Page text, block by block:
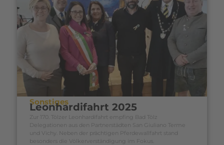
Sonstiges
Leonhardifahrt 2025
Zur 170. Tölzer Leonhardifahrt empfing Bad Tölz
Delegationen aus den Partnerstädten San Giuliano Terme
und Vichy. Neben der prächtigen Pferdewallfahrt stand
besonders die Völkerverständigung im Fokus.